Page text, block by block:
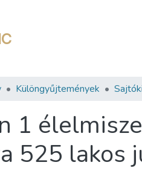
Különgyűjtemények
1
525 lakos